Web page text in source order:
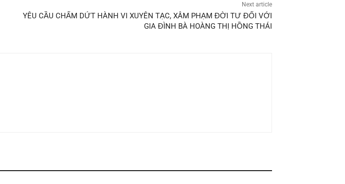
Next article
YÊU CẦU CHẤM DỨT HÀNH VI XUYÊN TẠC, XÂM PHẠM ĐỜI TƯ ĐỐI VỚI
GIA ĐÌNH BÀ HOÀNG THỊ HỒNG THÁI